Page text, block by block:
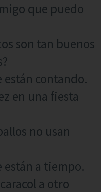
que puedo
son tan buenos
están contando.
en una fiesta
no usan
están a tiempo.
a otro